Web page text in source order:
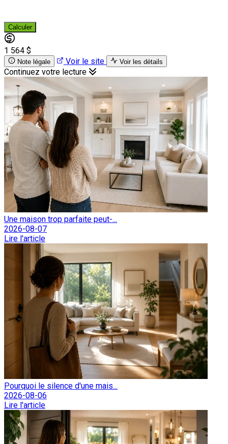
Calculer
1 564 $
Note légale Voir le site Voir les détails
Continuez votre lecture
Une maison trop parfaite peut-...
2026-08-07
Lire l'article
Pourquoi le silence d'une mais...
2026-08-06
Lire l'article